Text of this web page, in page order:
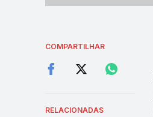
COMPARTILHAR
RELACIONADAS